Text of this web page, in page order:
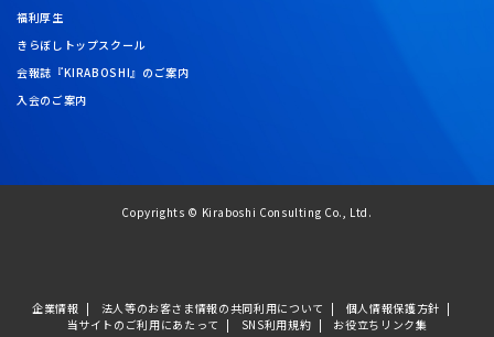
福利厚生
きらぼしトップスクール
会報誌『KIRABOSHI』のご案内
入会のご案内
Copyrights © Kiraboshi Consulting Co., Ltd.
企業情報 法人等のお客さま情報の共同利用について
個人情報保護方針
当サイトのご利用にあたって
SNS利用規約 お役立ちリンク集